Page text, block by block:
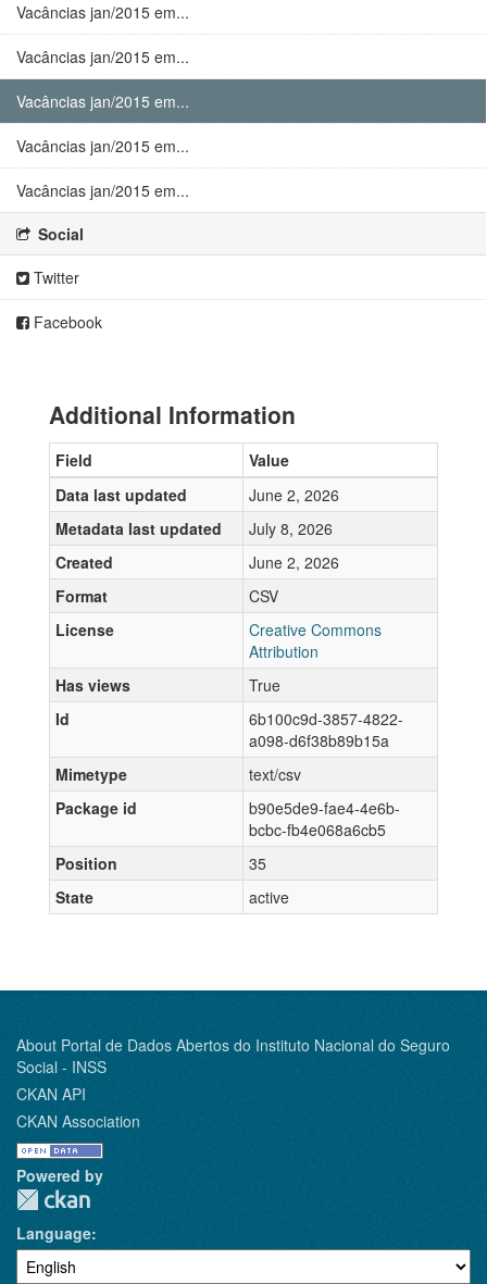
Vacâncias jan/2015 em...
Vacâncias jan/2015 em...
Vacâncias jan/2015 em...
Vacâncias jan/2015 em...
Vacâncias jan/2015 em...
Social
Twitter
Facebook
Additional Information
Field
Value
Data last updated
June 2, 2026
Metadata last updated
July 8, 2026
Created
June 2, 2026
Format
CSV
License
Creative Commons
Attribution
Has views
True
Id
6b100c9d-3857-4822-
a098-d6f38b89b15a
Mimetype
text/csv
Package id
b90e5de9-fae4-4e6b-
bcbc-fb4e068a6cb5
Position
35
State
active
About Portal de Dados Abertos do Instituto Nacional do Seguro
Social - INSS
CKAN API
CKAN Association
Powered by
Language